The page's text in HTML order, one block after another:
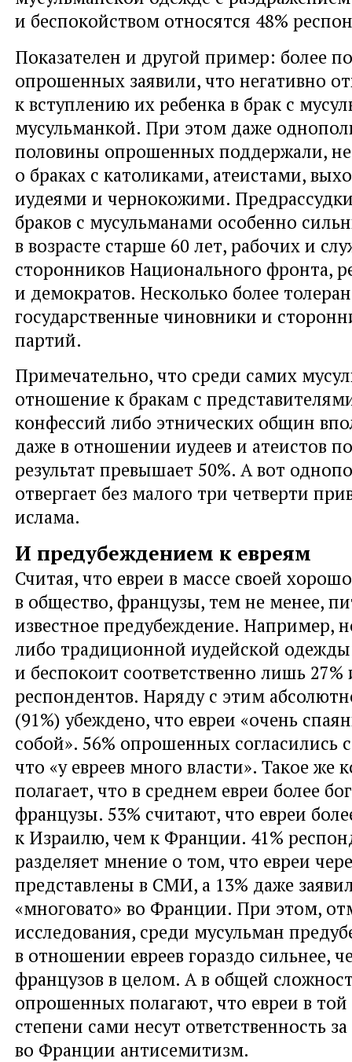
и беспокойством относятся 48%
Показателен и другой пример: более
опрошенных заявили, что негативно
к вступлению их ребенка в брак с
мусульманкой. При этом даже
половины опрошенных поддержали, не
о браках с католиками, атеистами,
иудеями и чернокожими.
браков с мусульманами особенно
в возрасте старше 60 лет, рабочих и
сторонников Национального фронта,
и демократов. Несколько более
государственные чиновники и
партий.
Примечательно, что среди самих
отношение к бракам с
конфессий либо этнических общин
даже в отношении иудеев и атеистов
результат превышает 50%. А вот
отвергает без малого три четверти
ислама.
И предубеждением к евреям
Считая, что евреи в массе своей
в общество, французы, тем не менее,
известное предубеждение. Например,
либо традиционной иудейской одежды
и беспокоит соответственно лишь 27%
респондентов. Наряду с этим
(91%) убеждено, что евреи «очень
собой». 56% опрошенных согласились
что «у евреев много власти». Такое же
полагает, что в среднем евреи более
французы. 53% считают, что евреи
к Израилю, чем к Франции. 41%
разделяет мнение о том, что евреи
представлены в СМИ, а 13% даже
«многовато» во Франции. При этом,
исследования, среди мусульман
в отношении евреев гораздо сильнее,
французов в целом. А в общей
опрошенных полагают, что евреи в
степени сами несут ответственность
во Франции антисемитизм.